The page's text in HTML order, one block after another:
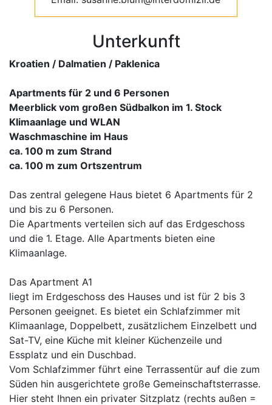
Unterkunft
Kroatien / Dalmatien / Paklenica
Apartments für 2 und 6 Personen
Meerblick vom großen Südbalkon im 1. Stock
Klimaanlage und WLAN
Waschmaschine im Haus
ca. 100 m zum Strand
ca. 100 m zum Ortszentrum
Das zentral gelegene Haus bietet 6 Apartments für 2
und bis zu 6 Personen.
Die Apartments verteilen sich auf das Erdgeschoss
und die 1. Etage. Alle Apartments bieten eine
Klimaanlage.
Das Apartment A1
liegt im Erdgeschoss des Hauses und ist für 2 bis 3
Personen geeignet. Es bietet ein Schlafzimmer mit
Klimaanlage, Doppelbett, zusätzlichem Einzelbett und
Sat-TV, eine Küche mit kleiner Küchenzeile und
Essplatz und ein Duschbad.
Vom Schlafzimmer führt eine Terrassentür auf die zum
Süden hin ausgerichtete große Gemeinschaftsterrasse.
Hier steht Ihnen ein privater Sitzplatz (rechts außen =